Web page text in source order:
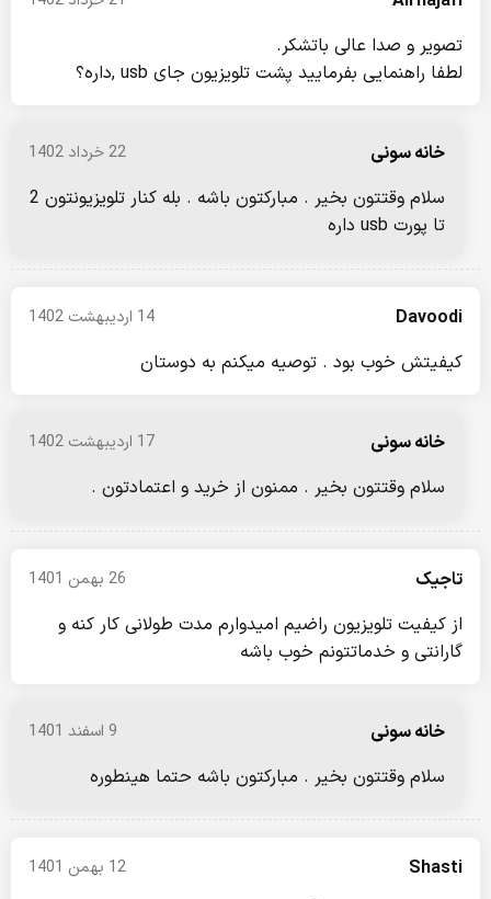
تصویر و صدا عالی باتشکر.
لطفا راهنمایی بفرمایید پشت تلویزیون جای usb ,داره؟
خانه سونی 22 خرداد 1402
سلام وقتتون بخیر . مبارکتون باشه . بله کنار تلویزیونتون 2
تا پورت usb داره
Davoodi 14 اردیبهشت 1402
کیفیتش خوب بود . توصیه میکنم به دوستان
خانه سونی 17 اردیبهشت 1402
سلام وقتتون بخیر . ممنون از خرید و اعتمادتون .
تاجیک 26 بهمن 1401
از کیفیت تلویزیون راضیم امیدوارم مدت طولانی کار کنه و
گارانتی و خدماتتونم خوب باشه
خانه سونی 9 اسفند 1401
سلام وقتتون بخیر . مبارکتون باشه حتما هینطوره
Shasti 12 بهمن 1401